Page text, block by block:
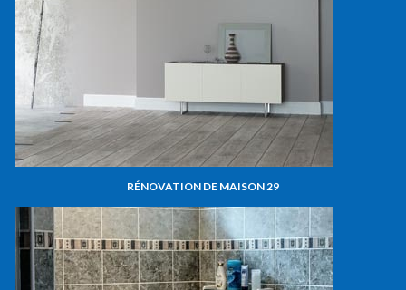
RÉNOVATION DE MAISON 29